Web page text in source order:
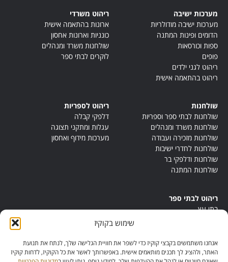
שימוש בקוקיז
אנחנו משתמשים בקבצי קוקיז כדי לשפר את חוויית הגלישה שלך, לנתח את תנועת
האתר, ולהציג לך תכנים מותאמים אישית. באפשרותך לאשר את כל הקוקיז, לדחות קוקיז
מערכות ישיבה
מערכות ישיבה מודולריות
הדומים ופינות המתנה
ספות וכורסאות
פופים
ריהוט לגני ילדים
ריהוט בהתאמה אישית
ריהוט משרדי
ארונות בהתאמה אישית
כונניות וארונות אחסון
שולחנות משרד ומנהלים
לוקרים לבתי ספר
שולחנות
שולחנות לבתי ספר וספריות
שולחנות משרד ומנהלים
שולחנות מזכירה ועבודה
שולחנות לחדרי ישיבות
שולחנות ודלפקי בר
שולחנות המתנה
ריהוט לספריות
דלפקי קבלה
עגלות ומתקני תצוגה
מערכות מידוף ואחסון
ריהוט לבתי ספר
בתי עץ
ריהוט מונטסורי
ריהוט אנתרופוסופי